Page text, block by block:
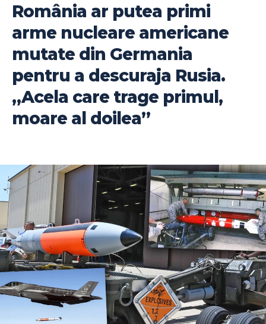
România ar putea primi
arme nucleare americane
mutate din Germania
pentru a descuraja Rusia.
„Acela care trage primul,
moare al doilea”